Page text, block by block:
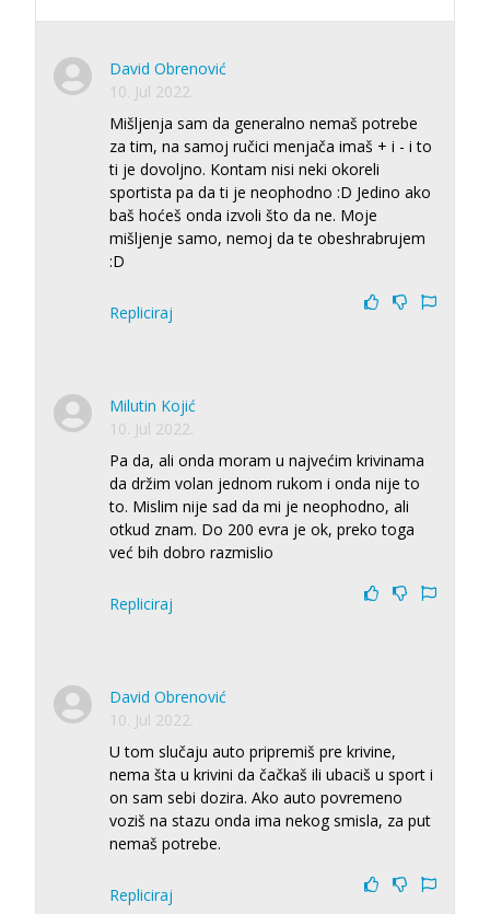
David Obrenović
10. Jul 2022.
Mišljenja sam da generalno nemaš potrebe
za tim, na samoj ručici menjača imaš + i - i to
ti je dovoljno. Kontam nisi neki okoreli
sportista pa da ti je neophodno :D Jedino ako
baš hoćeš onda izvoli što da ne. Moje
mišljenje samo, nemoj da te obeshrabrujem
:D
Repliciraj
Milutin Kojić
10. Jul 2022.
Pa da, ali onda moram u najvećim krivinama
da držim volan jednom rukom i onda nije to
to. Mislim nije sad da mi je neophodno, ali
otkud znam. Do 200 evra je ok, preko toga
već bih dobro razmislio
Repliciraj
David Obrenović
10. Jul 2022.
U tom slučaju auto pripremiš pre krivine,
nema šta u krivini da čačkaš ili ubaciš u sport i
on sam sebi dozira. Ako auto povremeno
voziš na stazu onda ima nekog smisla, za put
nemaš potrebe.
Repliciraj